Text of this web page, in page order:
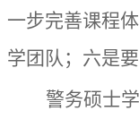
一步完善课程
学团队；六是
警务硕士